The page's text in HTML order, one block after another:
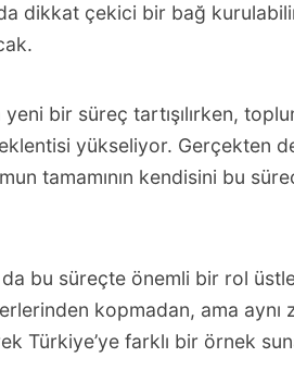
dikkat çekici bir bağ
yeni bir süreç tartışılırken,
yükseliyor. Gerçekten de
tamamının kendisini bu
bu süreçte önemli bir rol
kopmadan, ama aynı
Türkiye’ye farklı bir örnek